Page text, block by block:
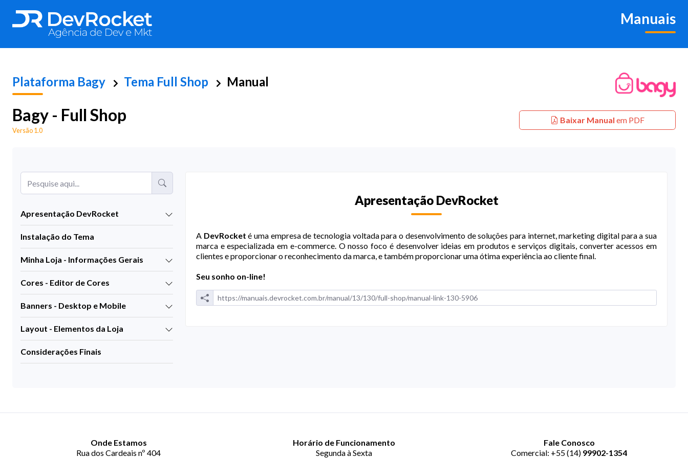
Manuais
Plataforma Bagy Tema Full Shop Manual
Bagy - Full Shop
Versão 1.0
Baixar Manual em PDF
Apresentação DevRocket
Instalação do Tema
Minha Loja - Informações Gerais
Cores - Editor de Cores
Banners - Desktop e Mobile
Layout - Elementos da Loja
Considerações Finais
Apresentação DevRocket
A DevRocketé uma empresa de tecnologia voltada para o desenvolvimento de soluções para internet, marketing digital para a sua
marca e especializada em e-commerce. O nosso foco é desenvolver ideias em produtos e serviços digitais, converter acessos em
clientes e proporcionar o reconhecimento da marca, e também proporcionar uma ótima experiência ao cliente final.
Seu sonho on-line!
Onde Estamos
Rua dos Cardeais nº 404
Horário de Funcionamento
Segunda à Sexta
Fale Conosco
Comercial: +55 (14) 99902-1354